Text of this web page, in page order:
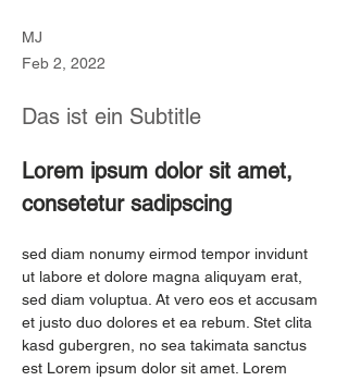
MJ
Feb 2, 2022
Das ist ein Subtitle
Lorem ipsum dolor sit amet,
consetetur sadipscing
sed diam nonumy eirmod tempor invidunt
ut labore et dolore magna aliquyam erat,
sed diam voluptua. At vero eos et accusam
et justo duo dolores et ea rebum. Stet clita
kasd gubergren, no sea takimata sanctus
est Lorem ipsum dolor sit amet. Lorem